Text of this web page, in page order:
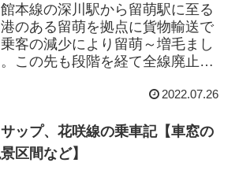
本線の深川駅から留萌駅に至る
のある留萌を拠点に貨物輸送で
客の減少により留萌～増毛まし
この先も段階を経て全線廃止さ
2022.07.26
ップ、花咲線の乗車記【車窓の
区間など】